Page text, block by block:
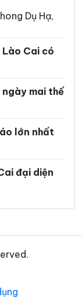
Thượng
Dụ Hạ,
Lào Cai có
ngày mai thế
lớn nhất
đại diện